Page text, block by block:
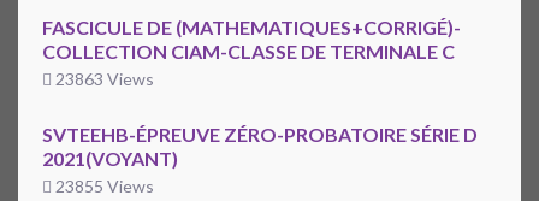
FASCICULE DE (MATHEMATIQUES+CORRIGÉ)-
COLLECTION CIAM-CLASSE DE TERMINALE C
23863 Views
SVTEEHB-ÉPREUVE ZÉRO-PROBATOIRE SÉRIE D
2021(VOYANT)
23855 Views